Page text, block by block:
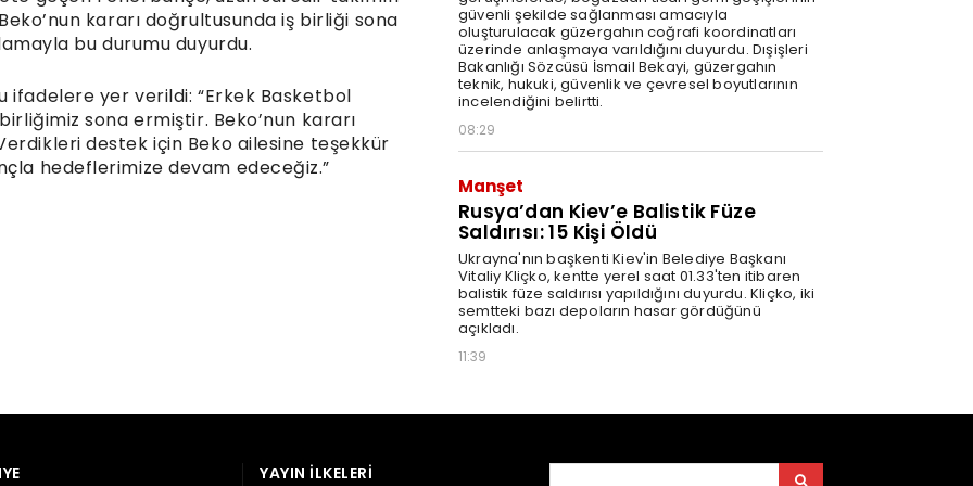
YAYIN İLKELERI